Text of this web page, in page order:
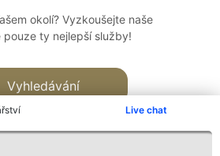
Live chat
okolí? Vyzkoušejte naše
ty nejlepší služby!
Vyhledávání